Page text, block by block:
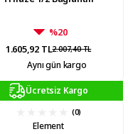
%20
1.605,92 TL2.007,40 TL
Aynı gün kargo
Ücretsiz Kargo
(0)
Element